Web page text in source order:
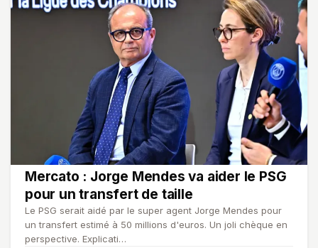
Mercato : Jorge Mendes va aider le PSG
pour un transfert de taille
Le PSG serait aidé par le super agent Jorge Mendes pour
un transfert estimé à 50 millions d'euros. Un joli chèque en
perspective. Explicati…